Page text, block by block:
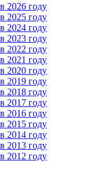
2026 году
2025 году
2024 году
2023 году
2022 году
2021 году
2020 году
2019 году
2018 году
2017 году
2016 году
2015 году
2014 году
2013 году
2012 году